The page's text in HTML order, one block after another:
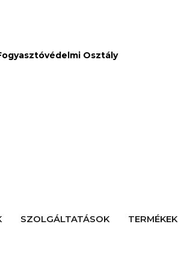
Osztály
SZOLGÁLTATÁSOK TERMÉKEK